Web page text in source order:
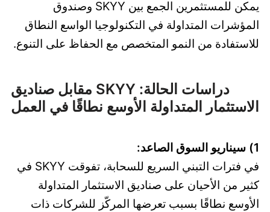
يمكن للمستثمرين الجمع بين SKYY وصندوق
المؤشرات المتداولة في التكنولوجيا الواسع النطاق
للاستفادة من النمو المتخصص مع الحفاظ على التنوع.
دراسات الحالة: SKYY مقابل صناديق
الاستثمار المتداولة الأوسع نطاقًا في العمل
1) سيناريو السوق الصاعد:
في فترات التبني السريع للسحابة، تفوقت SKYY في
كثير من الأحيان على صناديق الاستثمار المتداولة
الأوسع نطاقًا بسبب تعرضها المركّز للشركات ذات